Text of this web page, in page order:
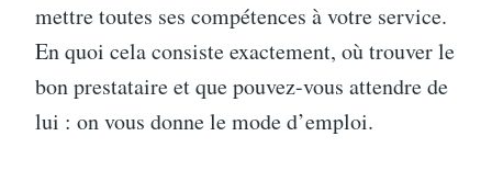
mettre toutes ses compétences à votre service.
En quoi cela consiste exactement, où trouver le
bon prestataire et que pouvez-vous attendre de
lui : on vous donne le mode d’emploi.